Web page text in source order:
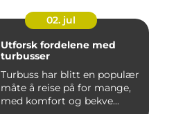
02. jul
Utforsk fordelene med
turbusser
Turbuss har blitt en populær
måte å reise på for mange,
med komfort og bekve...